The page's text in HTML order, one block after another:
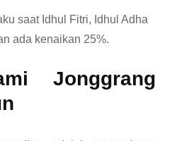
saat Idhul Fitri, Idhul Adha
ada kenaikan 25%.
Jonggrang